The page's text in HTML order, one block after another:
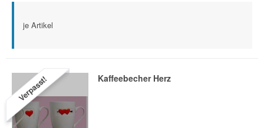
je Artikel
Verpasst! Kaffeebecher Herz